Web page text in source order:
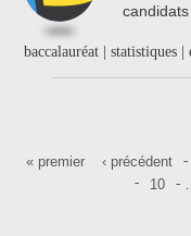
baccalauréat | statistiques
Pages
« premier ‹ précédent
10